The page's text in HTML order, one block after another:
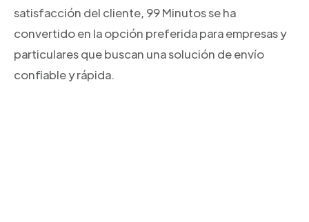
satisfacción del cliente, 99 Minutos se ha
convertido en la opción preferida para empresas y
particulares que buscan una solución de envío
confiable y rápida.